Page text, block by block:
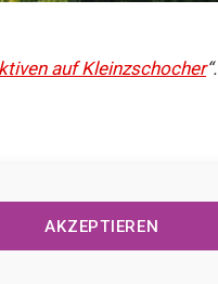
AKZEPTIEREN
auf Kleinzschocher“.